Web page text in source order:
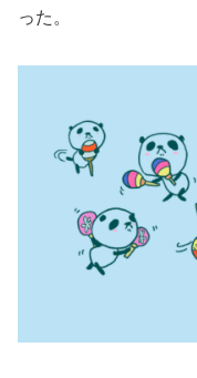
った。